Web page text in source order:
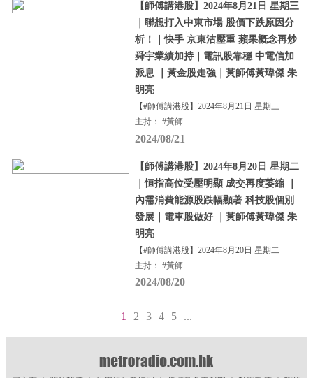
【師傅講港股】2024年8月21日 星期三
｜聯想打入中東市場 股價下跌原因分
析！｜快手 京東沽壓重 蘋果概念再炒
舜宇業績加持｜電訊股靠穩 中電信加
派息 ｜黃金股走強｜黃師傅黃瑋傑 朱
明亮
【#師傅講港股】2024年8月21日 星期三
主持： #黃師
2024/08/21
【師傅講港股】2024年8月20日 星期二
｜恒指高位受壓明顯 成交再度萎縮 ｜
內需消費能源股跌幅顯著 科技股個別
發展｜電車股做好 ｜黃師傅黃瑋傑 朱
明亮
【#師傅講港股】2024年8月20日 星期二
主持： #黃師
2024/08/20
1 2 3 4 5 ...